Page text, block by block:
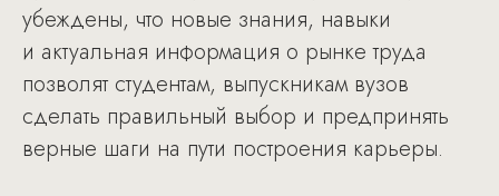
убеждены, что новые знания, навыки
и актуальная информация о рынке труда
позволят студентам, выпускникам вузов
сделать правильный выбор и предпринять
верные шаги на пути построения карьеры.